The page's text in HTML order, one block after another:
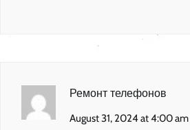
Ремонт телефонов
August 31, 2024 at 4:00 am